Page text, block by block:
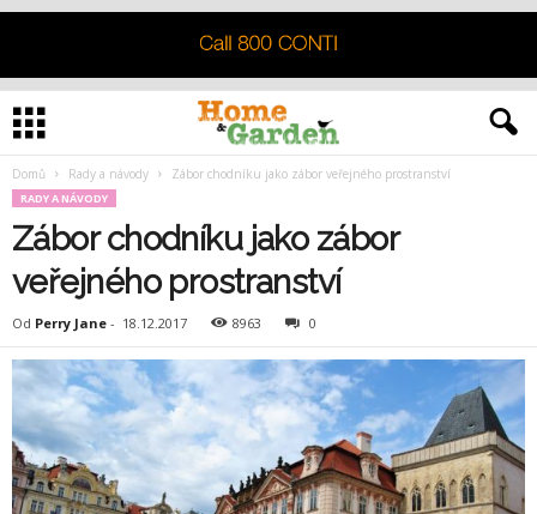
Domů Rady a návody Zábor chodníku jako zábor veřejného prostranství
RADY A NÁVODY
Zábor chodníku jako zábor
veřejného prostranství
Od Perry Jane - 18.12.2017 8963 0